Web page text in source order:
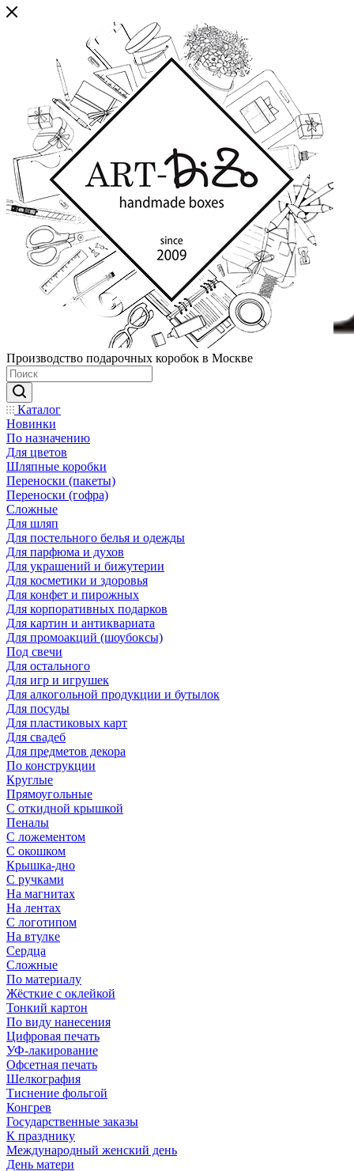
Производство подарочных коробок в Москве
Каталог
Новинки
По назначению
Для цветов
Шляпные коробки
Переноски (пакеты)
Переноски (гофра)
Сложные
Для шляп
Для постельного белья и одежды
Для парфюма и духов
Для украшений и бижутерии
Для косметики и здоровья
Для конфет и пирожных
Для корпоративных подарков
Для картин и антиквариата
Для промоакций (шоубоксы)
Под свечи
Для остального
Для игр и игрушек
Для алкогольной продукции и бутылок
Для посуды
Для пластиковых карт
Для свадеб
Для предметов декора
По конструкции
Круглые
Прямоугольные
С откидной крышкой
Пеналы
С ложементом
С окошком
Крышка-дно
С ручками
На магнитах
На лентах
С логотипом
На втулке
Сердца
Сложные
По материалу
Жёсткие с оклейкой
Тонкий картон
По виду нанесения
Цифровая печать
УФ-лакирование
Офсетная печать
Шелкография
Тиснение фольгой
Конгрев
Государственные заказы
К празднику
Международный женский день
День матери